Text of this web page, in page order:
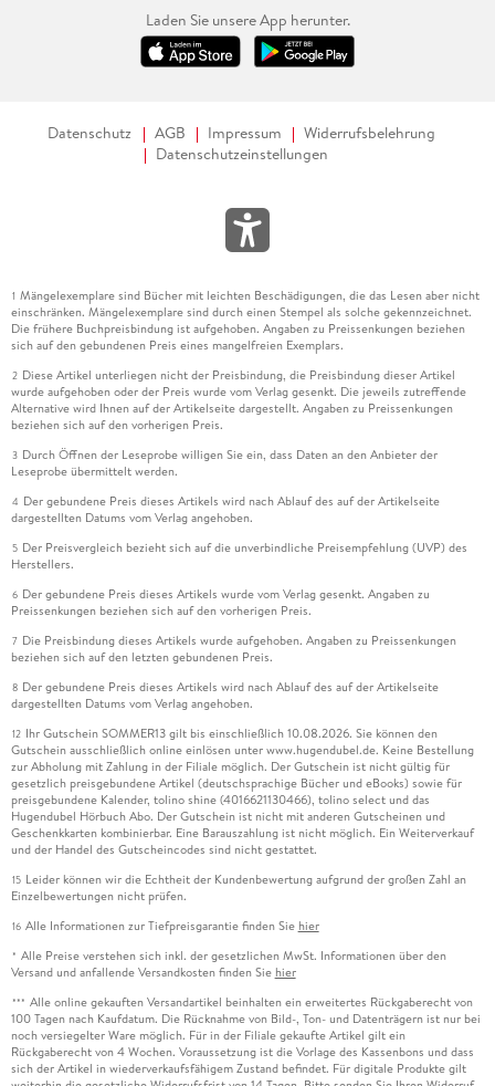
Laden Sie unsere App herunter.
Datenschutz AGB Impressum
Widerrufsbelehrung
Datenschutzeinstellungen
1 Mängelexemplare sind Bücher mit leichten Beschädigungen, die das Lesen aber nicht
einschränken. Mängelexemplare sind durch einen Stempel als solche gekennzeichnet.
Die frühere Buchpreisbindung ist aufgehoben. Angaben zu Preissenkungen beziehen
sich auf den gebundenen Preis eines mangelfreien Exemplars.
2 Diese Artikel unterliegen nicht der Preisbindung, die Preisbindung dieser Artikel
wurde aufgehoben oder der Preis wurde vom Verlag gesenkt. Die jeweils zutreffende
Alternative wird Ihnen auf der Artikelseite dargestellt. Angaben zu Preissenkungen
beziehen sich auf den vorherigen Preis.
3 Durch Öffnen der Leseprobe willigen Sie ein, dass Daten an den Anbieter der
Leseprobe übermittelt werden.
4 Der gebundene Preis dieses Artikels wird nach Ablauf des auf der Artikelseite
dargestellten Datums vom Verlag angehoben.
5 Der Preisvergleich bezieht sich auf die unverbindliche Preisempfehlung (UVP) des
Herstellers.
6 Der gebundene Preis dieses Artikels wurde vom Verlag gesenkt. Angaben zu
Preissenkungen beziehen sich auf den vorherigen Preis.
7 Die Preisbindung dieses Artikels wurde aufgehoben. Angaben zu Preissenkungen
beziehen sich auf den letzten gebundenen Preis.
8 Der gebundene Preis dieses Artikels wird nach Ablauf des auf der Artikelseite
dargestellten Datums vom Verlag angehoben.
12 Ihr Gutschein SOMMER13 gilt bis einschließlich 10.08.2026. Sie können den
Gutschein ausschließlich online einlösen unter www.hugendubel.de. Keine Bestellung
zur Abholung mit Zahlung in der Filiale möglich. Der Gutschein ist nicht gültig für
gesetzlich preisgebundene Artikel (deutschsprachige Bücher und eBooks) sowie für
preisgebundene Kalender, tolino shine (4016621130466), tolino select und das
Hugendubel Hörbuch Abo. Der Gutschein ist nicht mit anderen Gutscheinen und
Geschenkkarten kombinierbar. Eine Barauszahlung ist nicht möglich. Ein Weiterverkauf
und der Handel des Gutscheincodes sind nicht gestattet.
15 Leider können wir die Echtheit der Kundenbewertung aufgrund der großen Zahl an
Einzelbewertungen nicht prüfen.
16 Alle Informationen zur Tiefpreisgarantie finden Sie hier
* Alle Preise verstehen sich inkl. der gesetzlichen MwSt. Informationen über den
Versand und anfallende Versandkosten finden Sie hier
*** Alle online gekauften Versandartikel beinhalten ein erweitertes Rückgaberecht von
100 Tagen nach Kaufdatum. Die Rücknahme von Bild-, Ton- und Datenträgern ist nur bei
noch versiegelter Ware möglich. Für in der Filiale gekaufte Artikel gilt ein
Rückgaberecht von 4 Wochen. Voraussetzung ist die Vorlage des Kassenbons und dass
sich der Artikel in wiederverkaufsfähigem Zustand befindet. Für digitale Produkte gilt